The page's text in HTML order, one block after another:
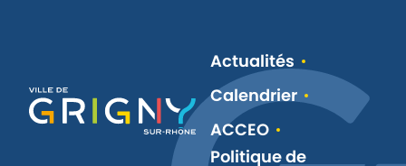
Actualités
Calendrier
ACCEO
Politique de